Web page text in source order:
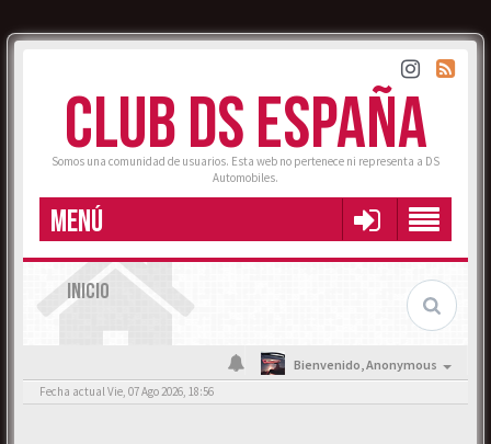
CLUB DS ESPAÑA
Somos una comunidad de usuarios. Esta web no pertenece ni representa a DS
Automobiles.
MENÚ
INICIO
Bienvenido,Anonymous
Fecha actual Vie, 07 Ago 2026, 18:56